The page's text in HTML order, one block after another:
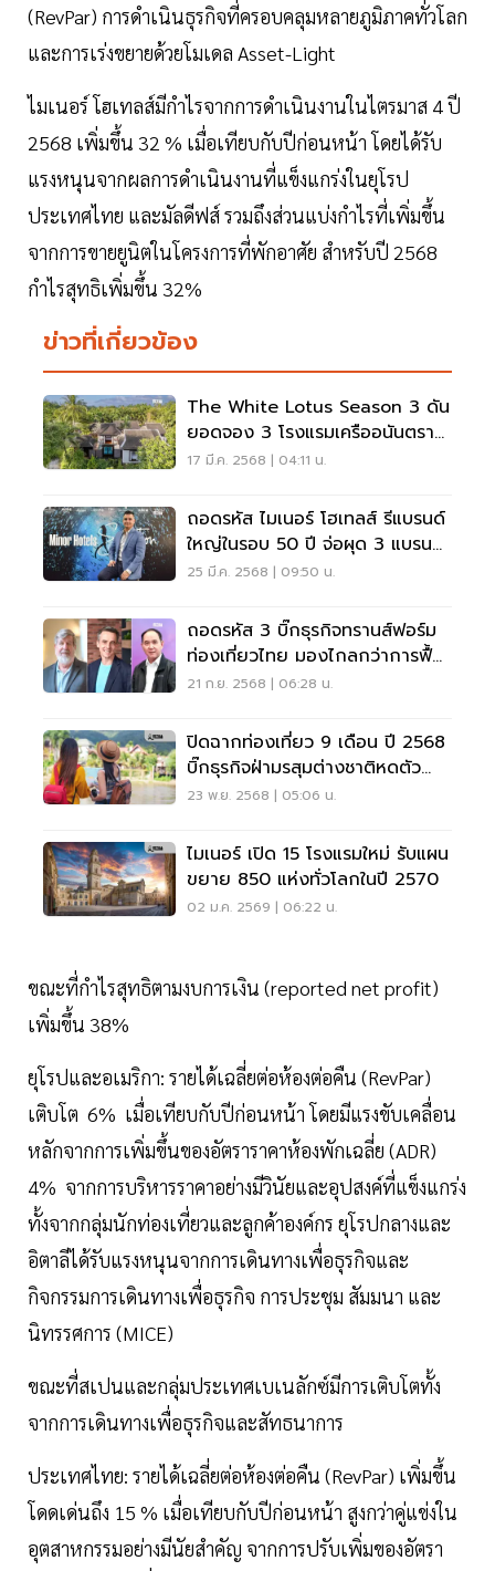
(RevPar) การดำเนินธุรกิจที่ครอบคลุมหลายภูมิภาคทั่วโลก
และการเร่งขยายด้วยโมเดล Asset-Light
ไมเนอร์ โฮเทลส์มีกำไรจากการดำเนินงานในไตรมาส 4 ปี
2568 เพิ่มขึ้น 32 % เมื่อเทียบกับปีก่อนหน้า โดยได้รับ
แรงหนุนจากผลการดำเนินงานที่แข็งแกร่งในยุโรป
ประเทศไทย และมัลดีฟส์ รวมถึงส่วนแบ่งกำไรที่เพิ่มขึ้น
จากการขายยูนิตในโครงการที่พักอาศัย สำหรับปี 2568
กำไรสุทธิเพิ่มขึ้น 32%
ข่าวที่เกี่ยวข้อง
The White Lotus Season 3 ดัน
ยอดจอง 3 โรงแรมเครืออนันตรา
พุ่ง 180%
17 มี.ค. 2568 | 04:11 น.
ถอดรหัส ไมเนอร์ โฮเทลส์ รีแบรนด์
ใหญ่ในรอบ 50 ปี จ่อผุด 3 แบรนด์
ใหม่
25 มี.ค. 2568 | 09:50 น.
ถอดรหัส 3 บิ๊กธุรกิจทรานส์ฟอร์ม
ท่องเที่ยวไทย มองไกลกว่าการฟื้น
ตัว
21 ก.ย. 2568 | 06:28 น.
ปิดฉากท่องเที่ยว 9 เดือน ปี 2568
บิ๊กธุรกิจฝ่ามรสุมต่างชาติหดตัว
พลิกวิกฤต โกยกำไร
23 พ.ย. 2568 | 05:06 น.
ไมเนอร์ เปิด 15 โรงแรมใหม่ รับแผน
ขยาย 850 แห่งทั่วโลกในปี 2570
02 ม.ค. 2569 | 06:22 น.
ขณะที่กำไรสุทธิตามงบการเงิน (reported net profit)
เพิ่มขึ้น 38%
ยุโรปและอเมริกา: รายได้เฉลี่ยต่อห้องต่อคืน (RevPar)
เติบโต 6% เมื่อเทียบกับปีก่อนหน้า โดยมีแรงขับเคลื่อน
หลักจากการเพิ่มขึ้นของอัตราราคาห้องพักเฉลี่ย (ADR)
4% จากการบริหารราคาอย่างมีวินัยและอุปสงค์ที่แข็งแกร่ง
ทั้งจากกลุ่มนักท่องเที่ยวและลูกค้าองค์กร ยุโรปกลางและ
อิตาลีได้รับแรงหนุนจากการเดินทางเพื่อธุรกิจและ
กิจกรรมการเดินทางเพื่อธุรกิจ การประชุม สัมมนา และ
นิทรรศการ (MICE)
ขณะที่สเปนและกลุ่มประเทศเบเนลักซ์มีการเติบโตทั้ง
จากการเดินทางเพื่อธุรกิจและสัทธนาการ
ประเทศไทย: รายได้เฉลี่ยต่อห้องต่อคืน (RevPar) เพิ่มขึ้น
โดดเด่นถึง 15 % เมื่อเทียบกับปีก่อนหน้า สูงกว่าคู่แข่งใน
อุตสาหกรรมอย่างมีนัยสำคัญ จากการปรับเพิ่มของอัตรา